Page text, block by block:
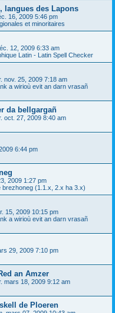
langues des Lapons
16, 2009 5:46 pm
et minoritaires
12, 2009 6:33 am
Latin - Latin Spell Checker
nov. 25, 2009 7:18 am
a wirioù evit an darn vrasañ
da bellgargañ
oct. 27, 2009 8:40 am
6:44 pm
2009 1:27 pm
(1.1.x, 2.x ha 3.x)
15, 2009 10:15 pm
a wirioù evit an darn vrasañ
29, 2009 7:10 pm
an Amzer
mars 18, 2009 9:12 am
de Ploeren